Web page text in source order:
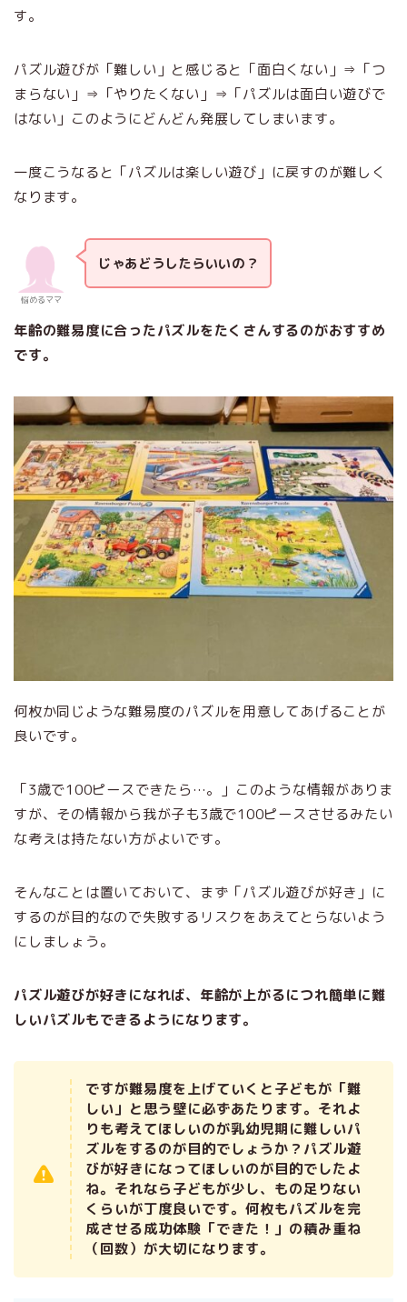
す。
パズル遊びが「難しい」と感じると「面白くない」⇒「つ
まらない」⇒「やりたくない」⇒「パズルは面白い遊びで
はない」このようにどんどん発展してしまいます。
一度こうなると「パズルは楽しい遊び」に戻すのが難しく
なります。
悩めるママ
じゃあどうしたらいいの？
年齢の難易度に合ったパズルをたくさんするのがおすすめ
です。
何枚か同じような難易度のパズルを用意してあげることが
良いです。
「3歳で100ピースできたら…。」このような情報がありま
すが、その情報から我が子も3歳で100ピースさせるみたい
な考えは持たない方がよいです。
そんなことは置いておいて、まず「パズル遊びが好き」に
するのが目的なので失敗するリスクをあえてとらないよう
にしましょう。
パズル遊びが好きになれば、年齢が上がるにつれ簡単に難
しいパズルもできるようになります。
ですが難易度を上げていくと子どもが「難
しい」と思う壁に必ずあたります。それよ
りも考えてほしいのが乳幼児期に難しいパ
ズルをするのが目的でしょうか？パズル遊
びが好きになってほしいのが目的でしたよ
ね。それなら子どもが少し、もの足りない
くらいが丁度良いです。何枚もパズルを完
成させる成功体験「できた！」の積み重ね
（回数）が大切になります。